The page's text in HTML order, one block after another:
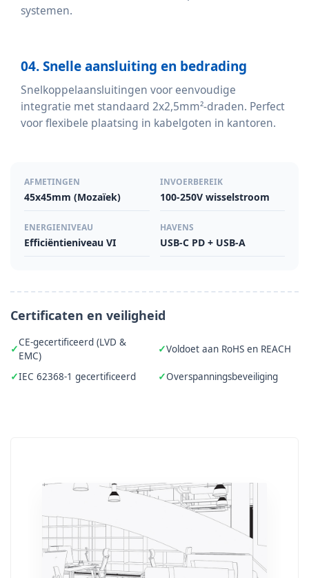
systemen.
04. Snelle aansluiting en bedrading
Snelkoppelaansluitingen voor eenvoudige
integratie met standaard 2x2,5mm²-draden. Perfect
voor flexibele plaatsing in kabelgoten in kantoren.
AFMETINGEN
45x45mm (Mozaïek)
INVOERBEREIK
100-250V wisselstroom
ENERGIENIVEAU
Efficiëntieniveau VI
HAVENS
USB-C PD + USB-A
Certificaten en veiligheid
CE-gecertificeerd (LVD &
EMC)
Voldoet aan RoHS en REACH
IEC 62368-1 gecertificeerd Overspanningsbeveiliging